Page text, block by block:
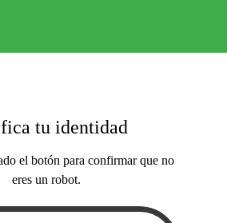
tu identidad
el botón para confirmar que no
eres un robot.